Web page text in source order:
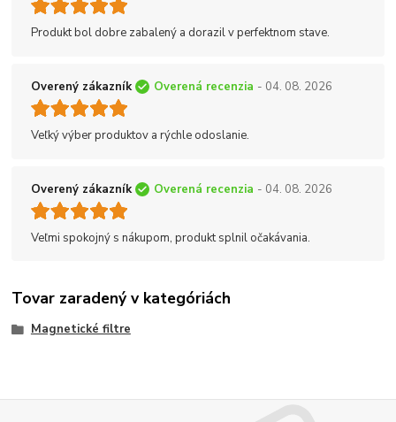
Produkt bol dobre zabalený a dorazil v perfektnom stave.
Overený zákazník Overená recenzia - 04. 08. 2026
Veľký výber produktov a rýchle odoslanie.
Overený zákazník Overená recenzia - 04. 08. 2026
Veľmi spokojný s nákupom, produkt splnil očakávania.
Tovar zaradený v kategóriách
Magnetické filtre